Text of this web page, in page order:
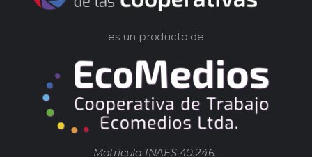
es un producto de
Matrícula INAES 40.246.